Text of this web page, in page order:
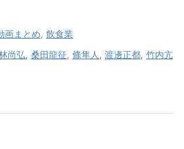
画まとめ 飲食業
尚弘 桑田龍征 條隼人 渡邊正都 竹内亢